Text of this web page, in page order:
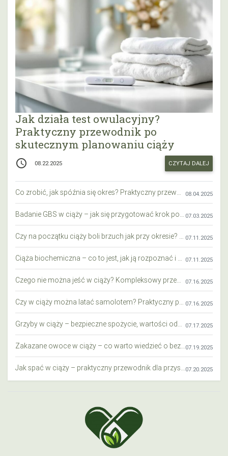
Jak działa test owulacyjny?
Praktyczny przewodnik po
skutecznym planowaniu ciąży
access_time 08.22.2025 CZYTAJ DALEJ
08.04.2025
07.03.2025
07.11.2025
07.11.2025
07.16.2025
07.16.2025
07.17.2025
07.19.2025
07.20.2025